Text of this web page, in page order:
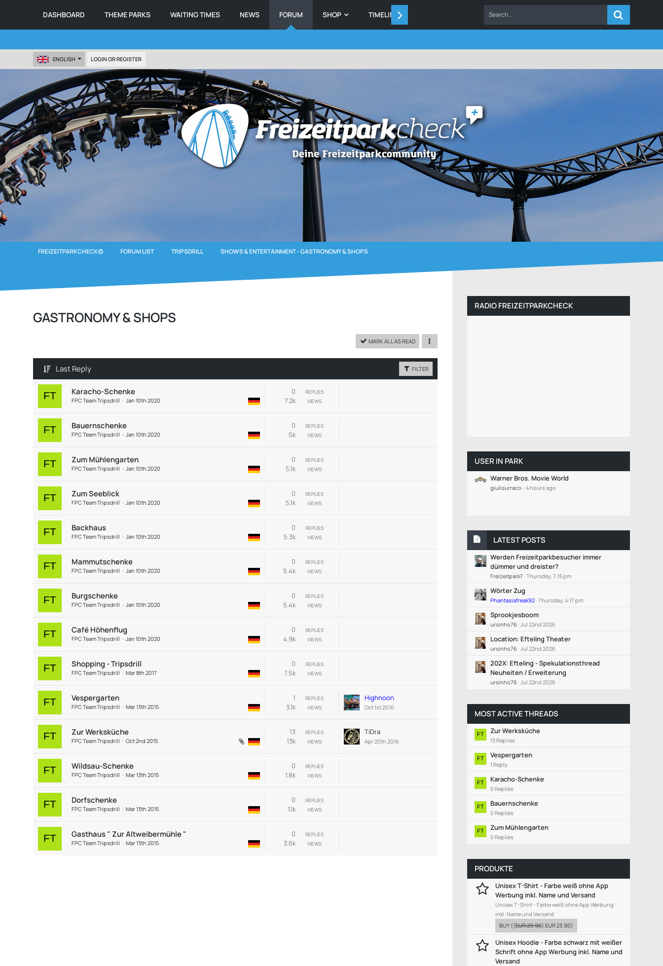
DASHBOARD THEME PARKS WAITING TIMES NEWS FORUM SHOP TIMELINE
ENGLISH LOGIN OR REGISTER
FREIZEITPARKCHECK© FORUM LIST TRIPSDRILL SHOWS & ENTERTAINMENT - GASTRONOMY & SHOPS
GASTRONOMY & SHOPS
MARK ALL AS READ
Last Reply FILTER
Karacho-Schenke
FPC Team Tripsdrill Jan 10th 2020
REPLIES
0
VIEWS
7.2k
Bauernschenke
FPC Team Tripsdrill Jan 10th 2020
REPLIES
0
VIEWS
5k
Zum Mühlengarten
FPC Team Tripsdrill Jan 10th 2020
REPLIES
0
VIEWS
5.1k
Zum Seeblick
FPC Team Tripsdrill Jan 10th 2020
REPLIES
0
VIEWS
5.1k
Backhaus
FPC Team Tripsdrill Jan 10th 2020
REPLIES
0
VIEWS
5.3k
Mammutschenke
FPC Team Tripsdrill Jan 10th 2020
REPLIES
0
VIEWS
5.4k
Burgschenke
FPC Team Tripsdrill Jan 10th 2020
REPLIES
0
VIEWS
5.4k
Café Höhenflug
FPC Team Tripsdrill Jan 10th 2020
REPLIES
0
VIEWS
4.9k
Shopping - Tripsdrill
FPC Team Tripsdrill Mar 8th 2017
REPLIES
0
VIEWS
7.5k
Vespergarten
FPC Team Tripsdrill Mar 13th 2015
REPLIES
1
VIEWS
3.1k
Highnoon
Oct 1st 2016
Zur Werksküche
FPC Team Tripsdrill Oct 2nd 2015
REPLIES
13
VIEWS
13k
TiDra
Apr 20th 2016
Wildsau-Schenke
FPC Team Tripsdrill Mar 13th 2015
REPLIES
0
VIEWS
1.8k
Dorfschenke
FPC Team Tripsdrill Mar 13th 2015
REPLIES
0
VIEWS
1.1k
Gasthaus " Zur Altweibermühle "
FPC Team Tripsdrill Mar 13th 2015
REPLIES
0
VIEWS
3.6k
RADIO FREIZEITPARKCHECK
USER IN PARK
Warner Bros. Movie World
giulisurraco - 4 hours ago
LATEST POSTS
Werden Freizeitparkbesucher immer
dümmer und dreister?
Freizeitpark7 Thursday, 7:15 pm
Wörter Zug
Phantasiafreak92 Thursday, 4:17 pm
Sprookjesboom
ursinho76 Jul 22nd 2026
Location: Efteling Theater
ursinho76 Jul 22nd 2026
202X: Efteling - Spekulationsthread
Neuheiten / Erweiterung
ursinho76 Jul 22nd 2026
MOST ACTIVE THREADS
Zur Werksküche
13 Replies
Vespergarten
1 Reply
Karacho-Schenke
0 Replies
Bauernschenke
0 Replies
Zum Mühlengarten
0 Replies
PRODUKTE
Unisex T-Shirt - Farbe weiß ohne App
Werbung inkl. Name und Versand
Unisex T-Shirt - Farbe weiß ohne App Werbung
inkl. Name und Versand
BUY ((EUR 29.90) EUR 23.90)
Unisex Hoodie - Farbe schwarz mit weißer
Schrift ohne App Werbung inkl. Name und
Versand